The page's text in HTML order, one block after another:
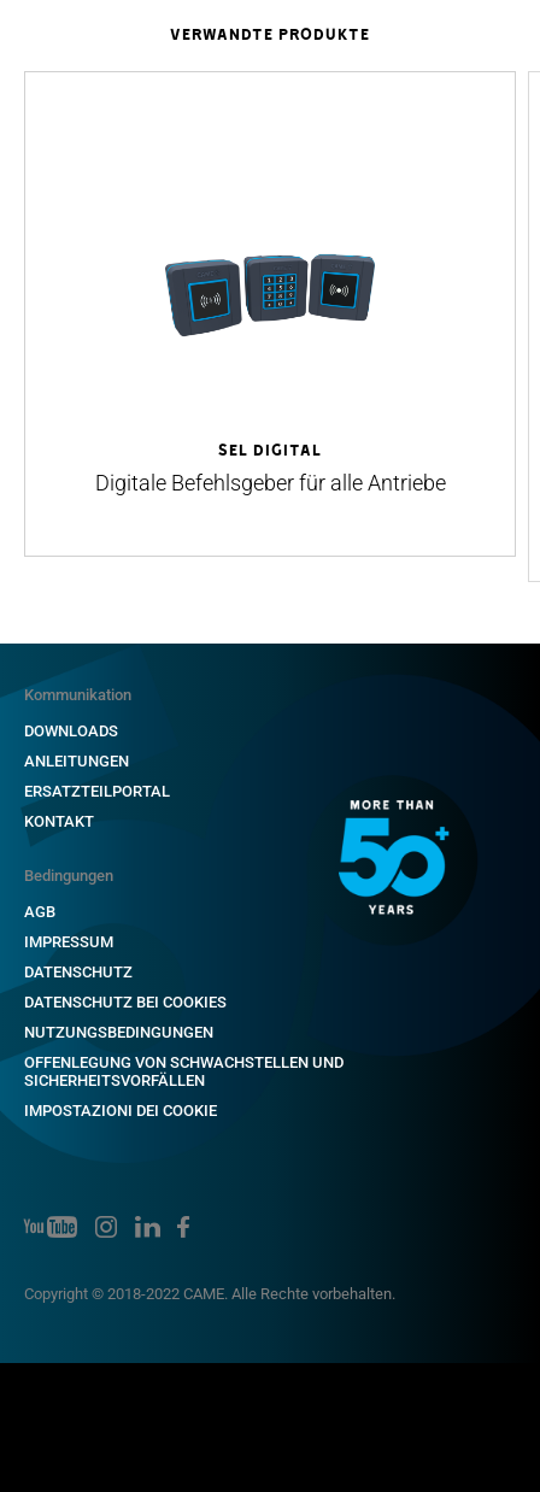
VERWANDTE PRODUKTE
SEL Digital
Digitale Befehlsgeber für alle Antriebe
Kommunikation
DOWNLOADS
ANLEITUNGEN
ERSATZTEILPORTAL
KONTAKT
Copyright © 2018-2022 CAME. Alle Rechte vorbehalten.
Bedingungen
AGB
IMPRESSUM
DATENSCHUTZ
DATENSCHUTZ BEI COOKIES
NUTZUNGSBEDINGUNGEN
OFFENLEGUNG VON SCHWACHSTELLEN UND
SICHERHEITSVORFÄLLEN
IMPOSTAZIONI DEI COOKIE